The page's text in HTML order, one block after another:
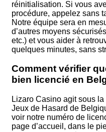
réinitialisation. Si vous
procédure, appelez sans
Notre équipe sera en
d’autres moyens
etc.) et vous aider à
quelques minutes, sans
Comment vérifier
bien licencié en
Lizaro Casino agit sous
Jeux de Hasard de
voir notre numéro de
page d’accueil, dans le